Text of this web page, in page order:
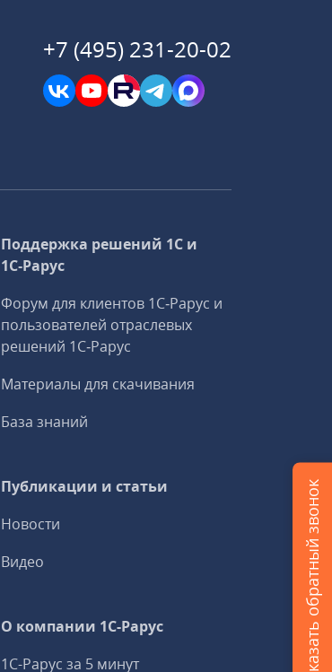
+7 (495) 231-20-02
Поддержка решений 1С и
1С‑Рарус
Форум для клиентов 1С‑Рарус и
пользователей отраслевых
решений 1С‑Рарус
Материалы для скачивания
База знаний
Публикации и статьи
Новости
Видео
О компании 1C-Рарус
1С-Рарус за 5 минут
Заказать обратный звонок